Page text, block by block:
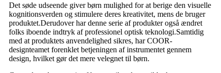
Det søde udseende giver børn mulighed for at berige den visuelle
kognitionsverden og stimulere deres kreativitet, mens de bruger
produktet.Derudover har denne serie af produkter også ændret
folks iboende indtryk af professionel optisk teknologi.Samtidig
med at produktets anvendelighed sikres, har COOR-
designteamet forenklet betjeningen af ​​instrumentet gennem
design, hvilket gør det mere velegnet til børn.